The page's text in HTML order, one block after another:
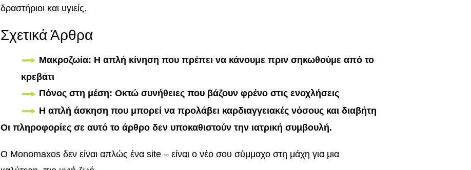
δραστήριοι και υγιείς.
Σχετικά Άρθρα
Μακροζωία: Η απλή κίνηση που πρέπει να κάνουμε πριν σηκωθούμε από το
κρεβάτι
Πόνος στη μέση: Οκτώ συνήθειες που βάζουν φρένο στις ενοχλήσεις
Η απλή άσκηση που μπορεί να προλάβει καρδιαγγειακές νόσους και διαβήτη
Οι πληροφορίες σε αυτό το άρθρο δεν υποκαθιστούν την ιατρική συμβουλή.
Ο Monomaxos δεν είναι απλώς ένα site – είναι ο νέο σου σύμμαχο στη μάχη για μια